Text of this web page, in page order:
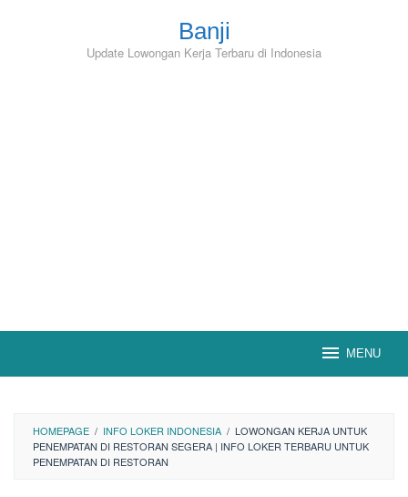
Banji
Update Lowongan Kerja Terbaru di Indonesia
MENU
HOMEPAGE / INFO LOKER INDONESIA / LOWONGAN KERJA UNTUK
PENEMPATAN DI RESTORAN SEGERA | INFO LOKER TERBARU UNTUK
PENEMPATAN DI RESTORAN